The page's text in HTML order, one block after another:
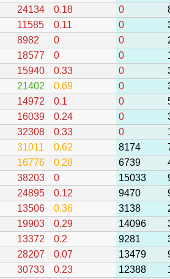
24134 0.18 0
11585 0.11 0
8982 0 0
18577 0 0
15940 0.33 0
21402 0.69 0
14972 0.1 0
16039 0.24 0
32308 0.33 0
31011 0.62 8174
16776 0.28 6739
38203 0 15033
24895 0.12 9470
13506 0.36 3138
19903 0.29 14096
13372 0.2 9281
28207 0.07 13479
30733 0.23 12388